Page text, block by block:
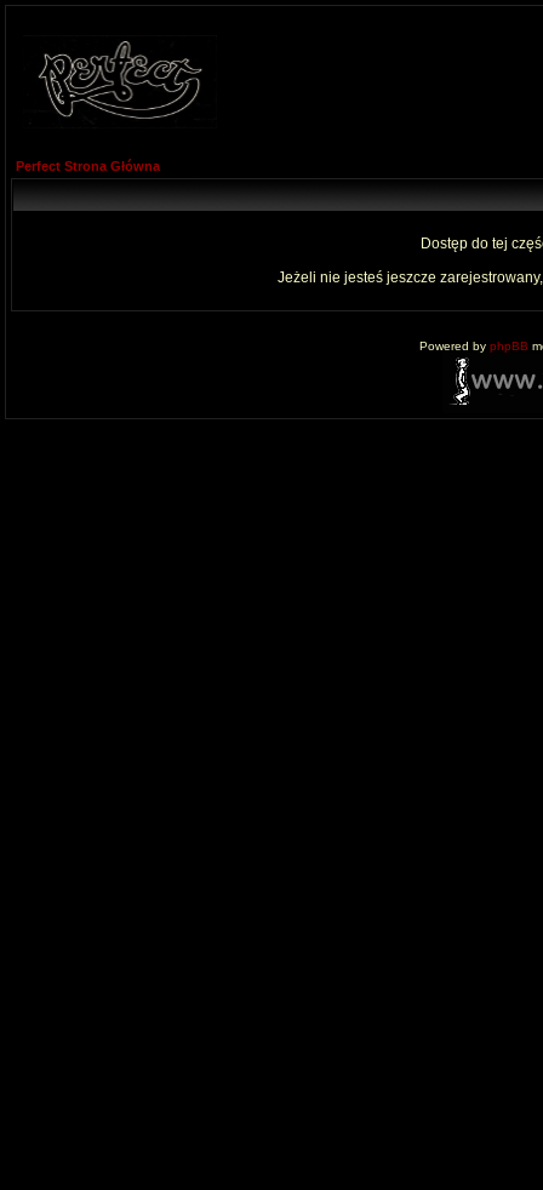
Perfect Strona Główna
Dostęp do tej
Jeżeli nie jesteś jeszcze
Powered by phpBB